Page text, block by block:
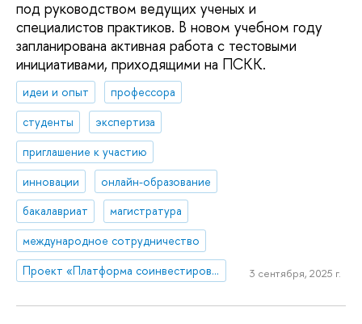
под руководством ведущих ученых и
специалистов практиков. В новом учебном году
запланирована активная работа с тестовыми
инициативами, приходящими на ПСКК.
идеи и опыт
профессора
студенты
экспертиза
приглашение к участию
инновации
онлайн-образование
бакалавриат
магистратура
международное сотрудничество
Проект «Платформа соинвестирования ключевых компетенций»
3 сентября, 2025 г.